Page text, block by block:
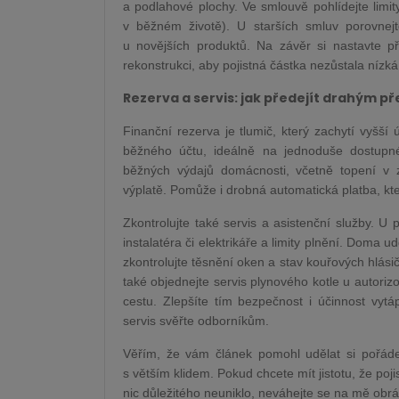
a podlahové plochy. Ve smlouvě pohlídejte
v běžném životě). U starších smluv
u novějších produktů. Na závěr si nastavte
rekonstrukci, aby pojistná částka nezůstala
Rezerva a servis: jak předejít drahým
Finanční rezerva je tlumič, který zachytí vyšší
běžného účtu, ideálně na jednoduše
běžných výdajů domácnosti, včetně topení
výplatě. Pomůže i drobná automatická platba,
Zkontrolujte také servis a asistenční služby. U
instalatéra či elektrikáře a limity plnění. Doma
zkontrolujte těsnění oken a stav kouřových
také objednejte servis plynového kotle u
cestu. Zlepšíte tím bezpečnost i účinnost
servis svěřte odborníkům.
Věřím, že vám článek pomohl udělat si
s větším klidem. Pokud chcete mít jistotu, že
nic důležitého neuniklo, neváhejte se na mě